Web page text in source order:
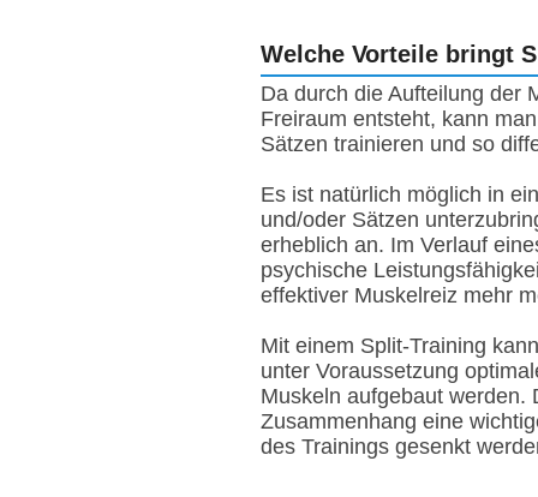
Welche Vorteile bringt
Da durch die Aufteilung der
Freiraum entsteht, kann
Sätzen trainieren und so
Es ist natürlich möglich in
und/oder Sätzen
erheblich an. Im Verlauf
psychische
effektiver Muskelreiz mehr
Mit einem Split-Training
unter Voraussetzung
Muskeln aufgebaut werden.
Zusammenhang eine
des Trainings gesenkt